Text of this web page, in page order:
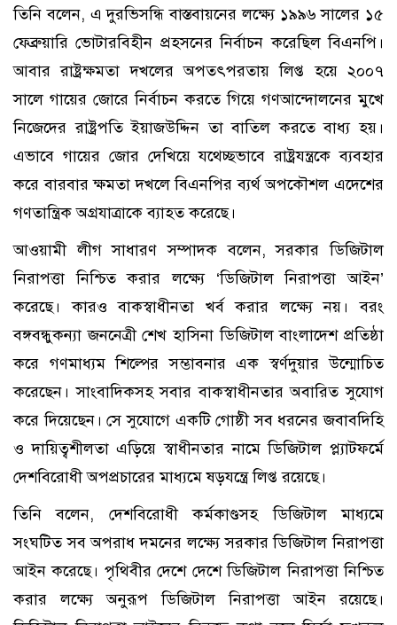
তিনি বলেন, এ দুরভিসন্ধি বাস্তবায়নের লক্ষ্যে ১৯৯৬ সালের ১৫
ফেব্রুয়ারি ভোটারবিহীন প্রহসনের নির্বাচন করেছিল বিএনপি।
আবার রাষ্ট্রক্ষমতা দখলের অপতৎপরতায় লিপ্ত হয়ে ২০০৭
সালে গায়ের জোরে নির্বাচন করতে গিয়ে গণআন্দোলনের মুখে
নিজেদের রাষ্ট্রপতি ইয়াজউদ্দিন তা বাতিল করতে বাধ্য হয়।
এভাবে গায়ের জোর দেখিয়ে যথেচ্ছভাবে রাষ্ট্রযন্ত্রকে ব্যবহার
করে বারবার ক্ষমতা দখলে বিএনপির ব্যর্থ অপকৌশল এদেশের
গণতান্ত্রিক অগ্রযাত্রাকে ব্যাহত করেছে।
আওয়ামী লীগ সাধারণ সম্পাদক বলেন, সরকার ডিজিটাল
নিরাপত্তা নিশ্চিত করার লক্ষ্যে ‘ডিজিটাল নিরাপত্তা আইন’
করেছে। কারও বাকস্বাধীনতা খর্ব করার লক্ষ্যে নয়। বরং
বঙ্গবন্ধুকন্যা জননেত্রী শেখ হাসিনা ডিজিটাল বাংলাদেশ প্রতিষ্ঠা
করে গণমাধ্যম শিল্পের সম্ভাবনার এক স্বর্ণদুয়ার উন্মোচিত
করেছেন। সাংবাদিকসহ সবার বাকস্বাধীনতার অবারিত সুযোগ
করে দিয়েছেন। সে সুযোগে একটি গোষ্ঠী সব ধরনের জবাবদিহি
ও দায়িত্বশীলতা এড়িয়ে স্বাধীনতার নামে ডিজিটাল প্ল্যাটফর্মে
দেশবিরোধী অপপ্রচারের মাধ্যমে ষড়যন্ত্রে লিপ্ত রয়েছে।
তিনি বলেন, দেশবিরোধী কর্মকাণ্ডসহ ডিজিটাল মাধ্যমে
সংঘটিত সব অপরাধ দমনের লক্ষ্যে সরকার ডিজিটাল নিরাপত্তা
আইন করেছে। পৃথিবীর দেশে দেশে ডিজিটাল নিরাপত্তা নিশ্চিত
করার লক্ষ্যে অনুরূপ ডিজিটাল নিরাপত্তা আইন রয়েছে।